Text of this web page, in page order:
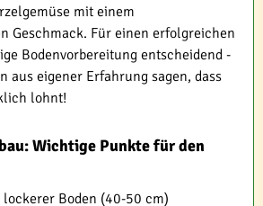
mit einem
Geschmack. Für einen erfolgreichen
Bodenvorbereitung entscheidend -
aus eigener Erfahrung sagen, dass
lohnt!
Wichtige Punkte für den
Boden (40-50 cm)